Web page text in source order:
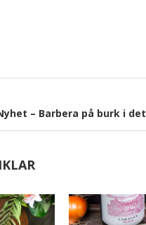
– Barbera på burk i